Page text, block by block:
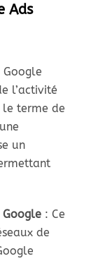
Ads
l’activité
le terme de
un
Google : Ce
de